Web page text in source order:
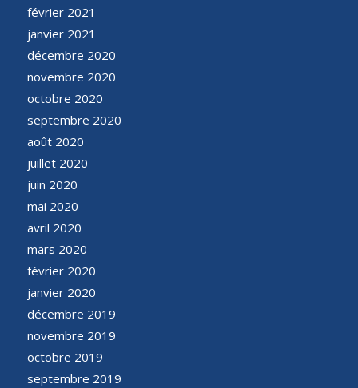
février 2021
janvier 2021
décembre 2020
novembre 2020
octobre 2020
septembre 2020
août 2020
juillet 2020
juin 2020
mai 2020
avril 2020
mars 2020
février 2020
janvier 2020
décembre 2019
novembre 2019
octobre 2019
septembre 2019